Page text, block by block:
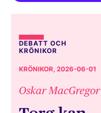
DEBATT OCH
KRÖNIKOR
KRÖNIKOR, 2026-06-01
Oskar MacGregor